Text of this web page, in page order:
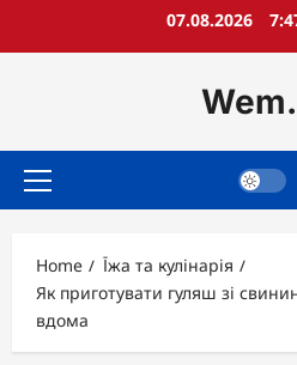
07.08.2026
Primary
Home
Їжа та кулінарія
Як приготувати гуляш зі
вдома